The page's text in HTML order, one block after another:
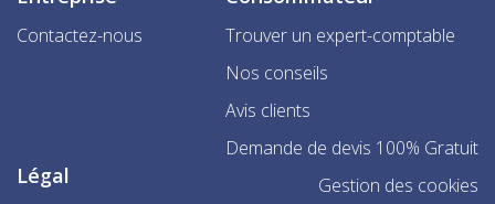
Contactez-nous
Trouver un expert-comptable
Nos conseils
Avis clients
Demande de devis 100% Gratuit
Légal Gestion des cookies